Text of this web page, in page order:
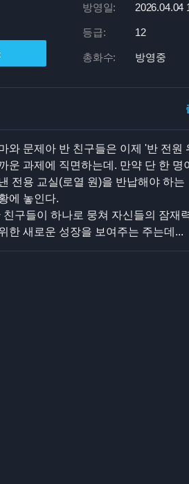
방영일: 2026.04.04
등급: 12
총화수: 방영중
와 문제아 반 친구들은 이제 '반 전원
운 과제에 직면하는데. 만약 단 한 명
전용 교실(로열 원)을 반납해야 하는
에 놓인다.
구들이 하나로 뭉쳐 자신들의 잠재
한 새로운 성장을 보여주는 주는데...